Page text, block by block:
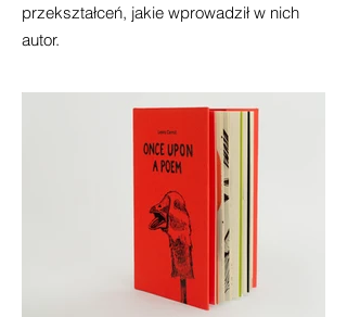
przekształceń, jakie wprowadził w nich
autor.